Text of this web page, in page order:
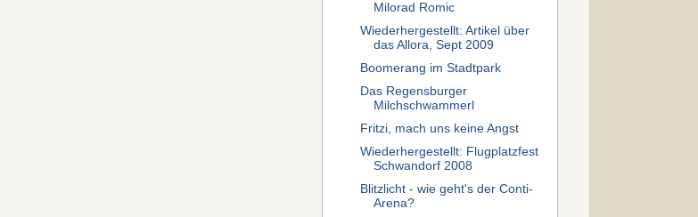
Milorad Romic
Wiederhergestellt: Artikel über
das Allora, Sept 2009
Boomerang im Stadtpark
Das Regensburger
Milchschwammerl
Fritzi, mach uns keine Angst
Wiederhergestellt: Flugplatzfest
Schwandorf 2008
Blitzlicht - wie geht's der Conti-
Arena?